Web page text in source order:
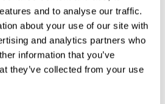
and to analyse our traffic.
about your use of our site with
and analytics partners who
information that you’ve
they’ve collected from your use
e collettiva, dove occorre
etratteneretali pulsioni
cambiare oggetto, sono
perverse perché sono
così come lo sono gli
significa che esse sono